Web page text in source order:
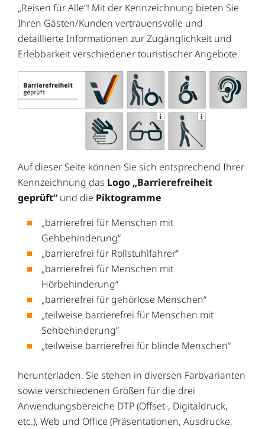
„Reisen für Alle“! Mit der Kennzeichnung bieten Sie
Ihren Gästen/Kunden vertrauensvolle und
detaillierte Informationen zur Zugänglichkeit und
Erlebbarkeit verschiedener touristischer Angebote.
Auf dieser Seite können Sie sich entsprechend Ihrer
Kennzeichnung das Logo „Barrierefreiheit
geprüft“ und die Piktogramme
„barrierefrei für Menschen mit
Gehbehinderung“
„barrierefrei für Rollstuhlfahrer“
„barrierefrei für Menschen mit
Hörbehinderung“
„barrierefrei für gehörlose Menschen“
„teilweise barrierefrei für Menschen mit
Sehbehinderung“
„teilweise barrierefrei für blinde Menschen“
herunterladen. Sie stehen in diversen Farbvarianten
sowie verschiedenen Größen für die drei
Anwendungsbereiche DTP (Offset-, Digitaldruck,
etc.), Web und Office (Präsentationen, Ausdrucke,